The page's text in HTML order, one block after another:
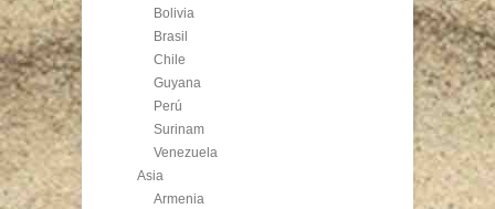
Bolivia
Brasil
Chile
Guyana
Perú
Surinam
Venezuela
Asia
Armenia